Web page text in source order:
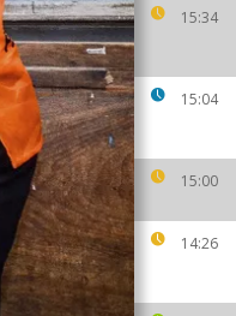
15:34
15:04
15:00
14:26